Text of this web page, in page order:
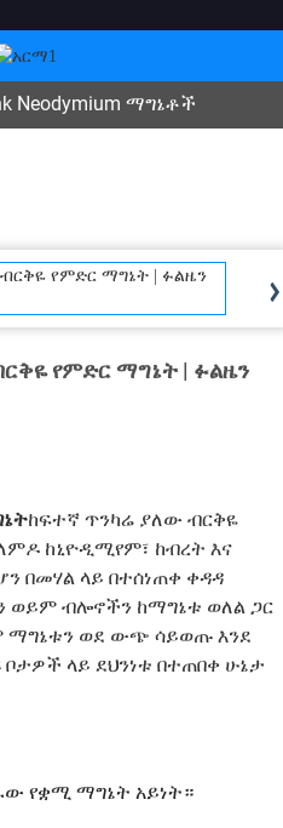
Neodymium ማግኔቶች
የምድር ማግኔት | ፉልዜን
ከፍተኛ ጥንካሬ ያለው ብርቅዬ
ከኒዮዲሚየም፣ ከብረት እና
በመሃል ላይ በተሰነጠቀ ቀዳዳ
ወይም ብሎኖችን ከማግኔቱ ወለል ጋር
ማግኔቱን ወደ ውጭ ሳይወጡ እንደ
ላይ ደህንነቱ በተጠበቀ ሁኔታ
የቋሚ ማግኔት አይነት።